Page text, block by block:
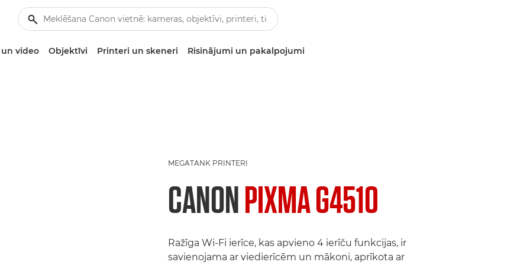
video Objektīvi Printeri un skeneri Risinājumi un pakalpojumi
MEGATANK PRINTERI
CANONPIXMA G4510
Ražīga Wi-Fi ierīce, kas apvieno 4 ierīču funkcijas, ir
savienojama ar viedierīcēm un mākoni, aprīkota ar